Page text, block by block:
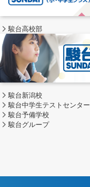
駿台高校部
駿台新潟校
駿台中学生テストセンター
駿台予備学校
駿台グループ